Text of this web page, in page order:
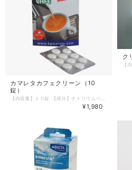
カマレタカフェクリーン（10
錠）
¥1,980
ク